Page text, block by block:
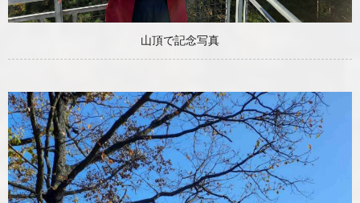
山頂で記念写真